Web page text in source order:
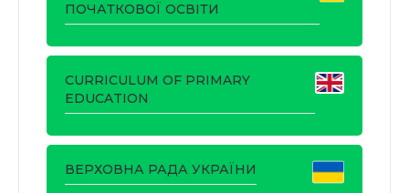
ПОЧАТКОВОЇ ОСВІТИ
CURRICULUM OF PRIMARY
EDUCATION
ВЕРХОВНА РАДА УКРАЇНИ